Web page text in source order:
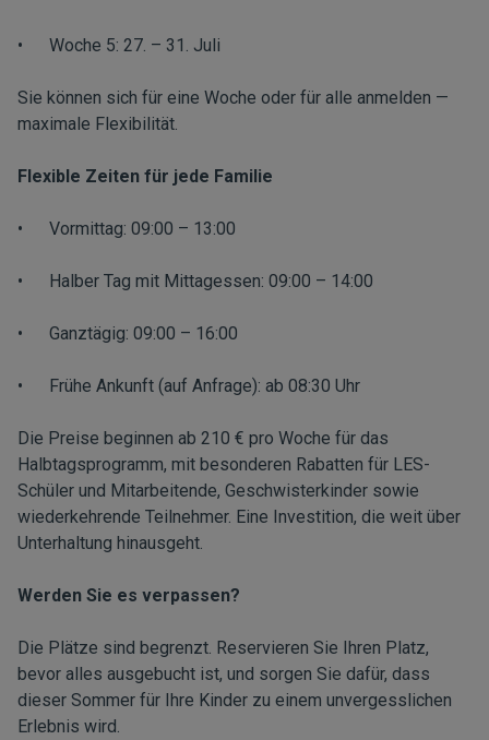
• Woche 5: 27. – 31. Juli
Sie können sich für eine Woche oder für alle anmelden —
maximale Flexibilität.
Flexible Zeiten für jede Familie
• Vormittag: 09:00 – 13:00
• Halber Tag mit Mittagessen: 09:00 – 14:00
• Ganztägig: 09:00 – 16:00
• Frühe Ankunft (auf Anfrage): ab 08:30 Uhr
Die Preise beginnen ab 210 € pro Woche für das
Halbtagsprogramm, mit besonderen Rabatten für LES-
Schüler und Mitarbeitende, Geschwisterkinder sowie
wiederkehrende Teilnehmer. Eine Investition, die weit über
Unterhaltung hinausgeht.
Werden Sie es verpassen?
Die Plätze sind begrenzt. Reservieren Sie Ihren Platz,
bevor alles ausgebucht ist, und sorgen Sie dafür, dass
dieser Sommer für Ihre Kinder zu einem unvergesslichen
Erlebnis wird.